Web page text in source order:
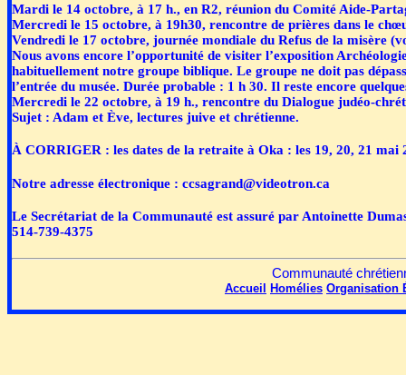
Mardi le 14 octobre, à 17 h., en R2, réunion du Comité Aide-
Mercredi le 15 octobre, à 19h30, rencontre de prières dans le
Vendredi le 17 octobre, journée mondiale du Refus de la misère
Nous avons encore l’opportunité de visiter l’exposition
habituellement notre groupe biblique. Le groupe ne doit pas
l’entrée du musée. Durée probable : 1 h 30. Il reste encore
Mercredi le 22 octobre, à 19 h., rencontre du Dialogue judéo-
Sujet : Adam et Ève, lectures juive et chrétienne.
À CORRIGER : les dates de la retraite à Oka : les 19, 20, 21 mai
Notre adresse électronique : ccsagrand@videotron.ca
Le Secrétariat de la Communauté est assuré par Antoinette
514-739-4375
Communauté
Accueil Homélies Organisation